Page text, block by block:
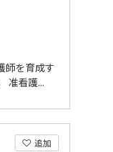
師を育成す
准看護...
追加